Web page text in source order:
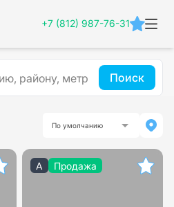
+7 (812) 987-76-31
Поиск
По умолчанию
A Продажа